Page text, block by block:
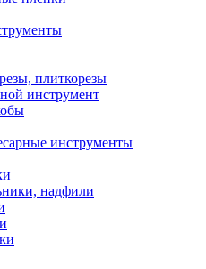
плиткорезы
инструмент
инструменты
надфили